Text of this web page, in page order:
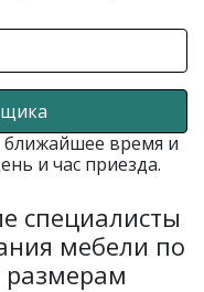
ближайшее время и
и час приезда.
специалисты
мебели по